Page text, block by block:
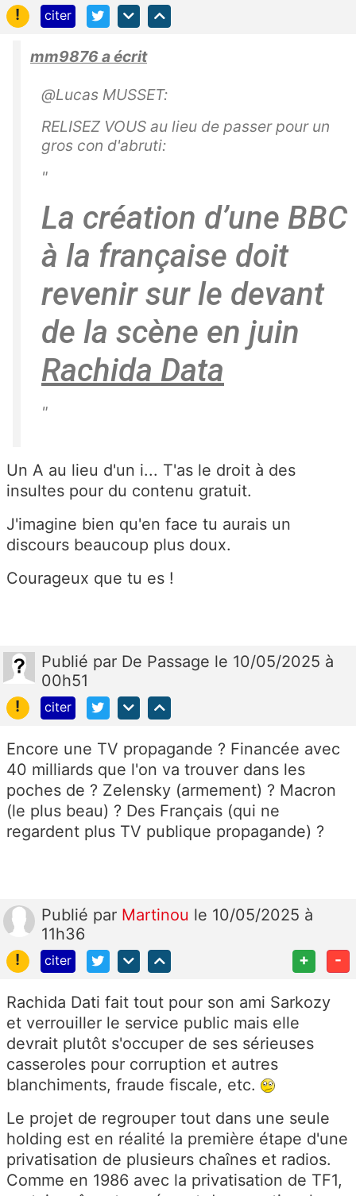
!
citer
mm9876 a écrit
@Lucas MUSSET:
RELISEZ VOUS au lieu de passer pour un
gros con d'abruti:
"
La création d’une BBC
à la française doit
revenir sur le devant
de la scène en juin
Rachida Data
"
Un A au lieu d'un i... T'as le droit à des
insultes pour du contenu gratuit.
J'imagine bien qu'en face tu aurais un
discours beaucoup plus doux.
Courageux que tu es !
Publié par De Passage le 10/05/2025 à
00h51
!
citer
Encore une TV propagande ? Financée avec
40 milliards que l'on va trouver dans les
poches de ? Zelensky (armement) ? Macron
(le plus beau) ? Des Français (qui ne
regardent plus TV publique propagande) ?
Publié par Martinou le 10/05/2025 à
11h36
!
citer + -
Rachida Dati fait tout pour son ami Sarkozy
et verrouiller le service public mais elle
devrait plutôt s'occuper de ses sérieuses
casseroles pour corruption et autres
blanchiments, fraude fiscale, etc.
Le projet de regrouper tout dans une seule
holding est en réalité la première étape d'une
privatisation de plusieurs chaînes et radios.
Comme en 1986 avec la privatisation de TF1,